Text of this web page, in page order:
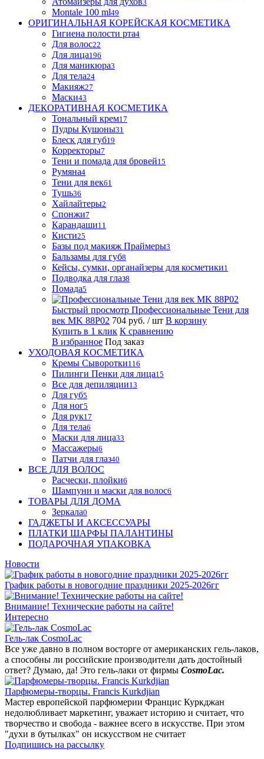
3
Montale 100 ml49
ОРИГИНАЛЬНАЯ КОРЕЙСКАЯ КОСМЕТИКА
Гигиена полости рта4
Для волос22
Для лица196
Для маникюра3
Для тела24
Макияж27
Маски43
ДЕКОРАТИВНАЯ КОСМЕТИКА
Тональный крем17
Пудры Кушоны31
Блеск для губ19
Корректоры7
Тени и помада для бровей15
Румяна4
Тени для век61
Тушь36
Хайлайтеры2
Спонжи7
Карандаши11
Кисти25
Базы под макияж Праймеры3
Бальзамы для губ8
Кейсы, сумки, органайзеры для косметики1
Подводка для глаз8
Помада5
Быстрый просмотр Профессиональные Тени для
век MK 88P02 704 руб. / шт В корзину
Купить в 1 клик К сравнению
В избранное Под заказ
УХОДОВАЯ КОСМЕТИКА
Кремы Сыворотки116
Пилинги Пенки для лица15
Все для депиляции13
Для губ5
Для ног5
Для рук17
Для тела6
Маски для лица33
Массажеры6
Патчи для глаз40
ВСЕ ДЛЯ ВОЛОС
Расчески, плойки6
Шампуни и маски для волос6
ТОВАРЫ ДЛЯ ДОМА
Зеркала0
ГАДЖЕТЫ И АКСЕССУАРЫ
ПЛАТКИ ШАРФЫ ПАЛАНТИНЫ
ПОДАРОЧНАЯ УПАКОВКА
Новости
График работы в новогодние праздники 2025-2026гг
Внимание! Технические работы на сайте!
Интересно
Гель-лак CosmoLac
Все уже давно в полном восторге от американских гель-лаков,
а способны ли российские производители дать достойный
ответ? Думаю, да! Это гель-лаки от фирмы CosmoLac.
Парфюмеры-творцы. Francis Kurkdjian
Мастер европейской парфюмерии Францис Куркджан
недолюбливает маркетинг, уважает историю и считает, что
творчество и свобода - важнее всего в искусстве. При этом
"духи в бутылках" он искусством не считает
Подпишись на рассылку